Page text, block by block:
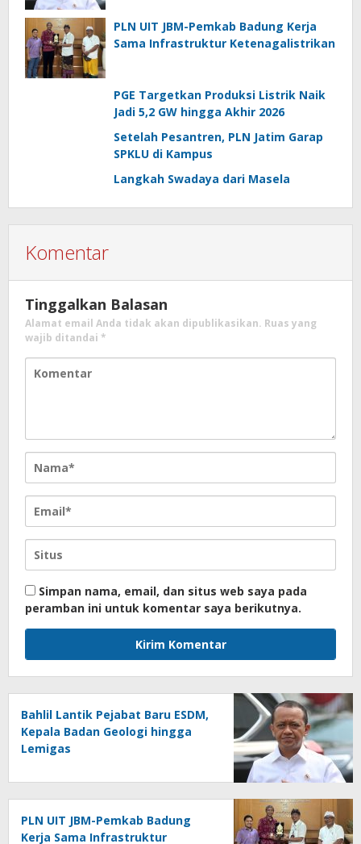
PLN UIT JBM-Pemkab Badung Kerja
Sama Infrastruktur Ketenagalistrikan
PGE Targetkan Produksi Listrik Naik
Jadi 5,2 GW hingga Akhir 2026
Setelah Pesantren, PLN Jatim Garap
SPKLU di Kampus
Langkah Swadaya dari Masela
Komentar
Tinggalkan Balasan
Alamat email Anda tidak akan dipublikasikan. Ruas yang
wajib ditandai *
Simpan nama, email, dan situs web saya pada
peramban ini untuk komentar saya berikutnya.
Bahlil Lantik Pejabat Baru ESDM,
Kepala Badan Geologi hingga
Lemigas
PLN UIT JBM-Pemkab Badung
Kerja Sama Infrastruktur